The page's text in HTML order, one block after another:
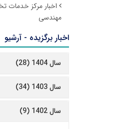
اخبار مرکز خدمات
مهندسی
اخبار برگزیده - آرشیو
سال 1404 (28)
سال 1403 (34)
سال 1402 (9)